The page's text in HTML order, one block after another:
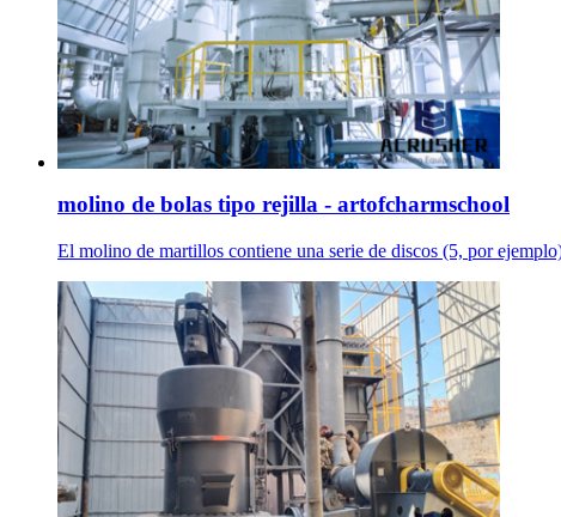
molino de bolas tipo rejilla - artofcharmschool
El molino de martillos contiene una serie de discos (5, por